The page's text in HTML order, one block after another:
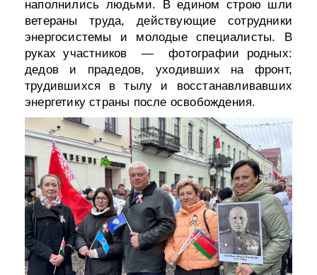
наполнились людьми. В едином строю шли
ветераны труда, действующие сотрудники
энергосистемы и молодые специалисты. В
руках участников — фотографии родных:
дедов и прадедов, уходивших на фронт,
трудившихся в тылу и восстанавливавших
энергетику страны после освобождения.